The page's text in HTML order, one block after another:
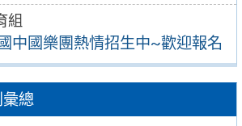
組
中國樂團熱情招生中~歡迎報名
總